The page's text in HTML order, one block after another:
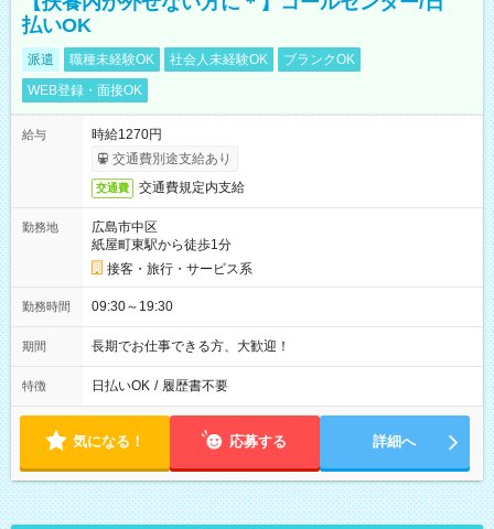
払いOK
派遣 職種未経験OK 社会人未経験OK
ブランクOK
WEB登録・面接OK
給与
時給1270円
交通費別途支給あり
交通費 交通費規定内支給
勤務地
広島市中区
紙屋町東駅から徒歩1分
接客・旅行・サービス系
勤務時間 09:30～19:30
期間 長期でお仕事できる方、大歓迎！
特徴 日払いOK / 履歴書不要
気になる！ 応募する 詳細へ